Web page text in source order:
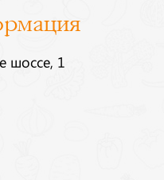
шоссе, 1